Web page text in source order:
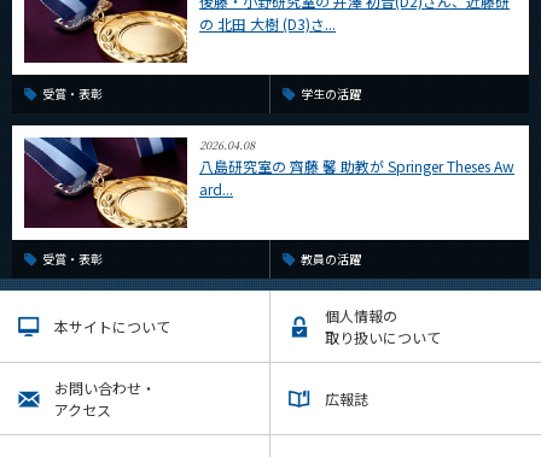
の 北田 大樹 (D3)さ...
受賞・表彰 学生の活躍
2026.04.08
八島研究室の 齊藤 馨 助教が Springer Theses Aw
ard...
受賞・表彰 教員の活躍
本サイトについて
個人情報の
取り扱いについて
お問い合わせ・
アクセス
広報誌